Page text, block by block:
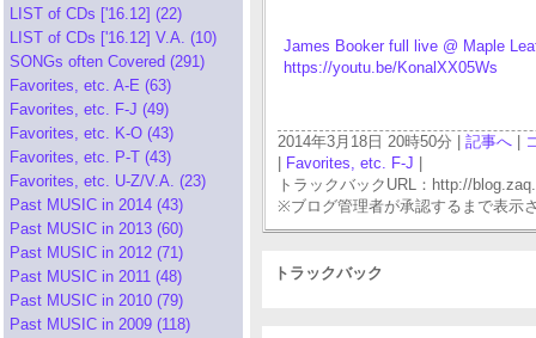
LIST of CDs ['16.12] (22)
LIST of CDs ['16.12] V.A. (10)
SONGs often Covered (291)
Favorites, etc. A-E (63)
Favorites, etc. F-J (49)
Favorites, etc. K-O (43)
Favorites, etc. P-T (43)
Favorites, etc. U-Z/V.A. (23)
Past MUSIC in 2014 (43)
Past MUSIC in 2013 (60)
Past MUSIC in 2012 (71)
Past MUSIC in 2011 (48)
Past MUSIC in 2010 (79)
Past MUSIC in 2009 (118)
James Booker full live @ Maple
https://youtu.be/KonalXX05Ws
2014年3月18日 20時50分 | 記事へ
Favorites, etc. F-J
トラックバックURL：http://
※ブログ管理者が承認するまで表示
トラックバック